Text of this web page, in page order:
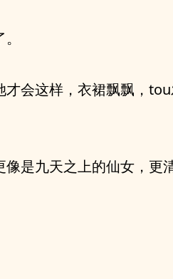
会这样，衣裙飘飘，
是九天之上的仙女，更